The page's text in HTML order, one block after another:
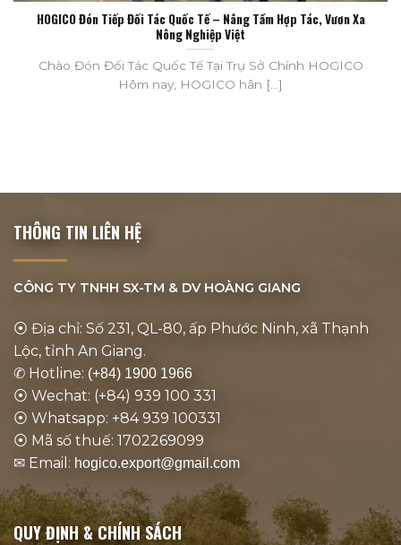
HOGICO Đón Tiếp Đối Tác Quốc Tế – Nâng Tầm Hợp Tác, Vươn Xa
Nông Nghiệp Việt
Chào Đón Đối Tác Quốc Tế Tại Trụ Sở Chính HOGICO
Hôm nay, HOGICO hân [...]
THÔNG TIN LIÊN HỆ
CÔNG TY TNHH SX-TM & DV HOÀNG GIANG
⦿ Địa chỉ: Số 231, QL-80, ấp Phước Ninh, xã Thạnh
Lộc, tỉnh An Giang.
✆ Hotline: (+84) 1900 1966
⦿ Wechat: (+84) 939 100 331
⦿ Whatsapp: +84 939 100331
⦿ Mã số thuế: 1702269099
✉ Email: hogico.export@gmail.com
QUY ĐỊNH & CHÍNH SÁCH